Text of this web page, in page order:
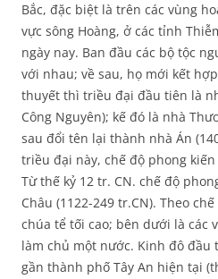
Bắc, đặc biệt là trên các vùng
vực sông Hoàng, ở các tỉnh
ngày nay. Ban đầu các bộ tộc
với nhau; về sau, họ mới kết
thuyết thì triều đại đầu tiên là
Công Nguyên); kế đó là nhà
sau đổi tên lại thành nhà Án
triều đại này, chế độ phong
Từ thế kỷ 12 tr. CN. chế độ
Châu (1122-249 tr.CN). Theo
chúa tể tối cao; bên dưới là các
làm chủ một nước. Kinh đô đầu
gần thành phố Tây An hiện tại